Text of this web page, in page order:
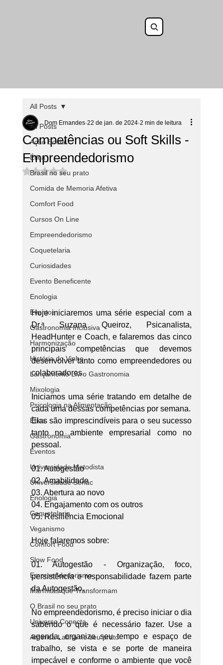
All Posts
Ação Social
Ética
Brasil no seu prato
Comida de Memoria Afetiva
Comfort Food
Cursos On Line
Empreendedorismo
Coquetelaria
Curiosidades
Evento Beneficente
Enologia
Eventos
Gastronomia Inclusiva
Harmonização
História do Vinho
Lançamento Livro Gastronomia
Mixologia
Psicologia na Alimentação
Ética
Gastronomia
Eventos
Universidade Metodista
Universidade Senac
Enologia
Coquetelaria
Veganismo
Comfort Food
Slow Food
Empreendedorismo
Marmitas que Transformam
O Brasil no seu prato
Universo Conecta
América Latina no seu prato
All Posts
Competências ou Soft Skills -
Empreendedorismo
Dom Ernandes 22 de jan. de 2024 2 min de leitura
Avaliado com NaN de 5 estrelas.
Hoje iniciaremos uma série especial com a
Dr.ᵃ Suzana Queiroz, Psicanalista,
HeadHunter e Coach, e falaremos das cinco
principais competências que devemos
desenvolver tanto como empreendedores ou
colaboradores.
Iniciamos uma série tratando em detalhe de
cada uma dessas competências por semana.
Elas são imprescindíveis para o seu sucesso
tanto no ambiente empresarial como no
pessoal.
01. Autogestão
02. Amabilidade
03. Abertura ao novo
04. Engajamento com os outros
05. Resiliência Emocional
Hoje falaremos sobre:
01. Autogestão - Organização, foco,
persistência e responsabilidade fazem parte
da Autogestão.
No empreendedorismo, é preciso iniciar o dia
sabendo o que é necessário fazer. Use a
agenda, organize seu tempo e espaço de
trabalho, se vista e se porte de maneira
impecável e conforme o ambiente que você